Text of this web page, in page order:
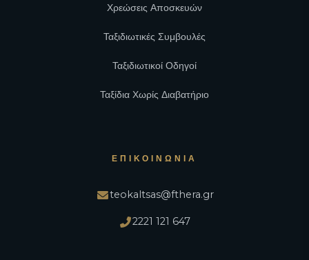
Χρεώσεις Αποσκευών
Ταξιδιωτικές Συμβουλές
Ταξιδιωτικοί Οδηγοί
Ταξίδια Χωρίς Διαβατήριο
ΕΠΙΚΟΙΝΩΝΊΑ
teokaltsas@fthera.gr
2221 121 647